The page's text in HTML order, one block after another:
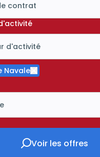
contrat
la liste déroulante
d'activité
la liste déroulante
Navale
Supprimer le
la liste déroulante
Voir les
Voir les offres